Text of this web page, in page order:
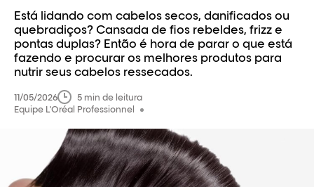
Está lidando com cabelos secos, danificados ou
quebradiços? Cansada de fios rebeldes, frizz e
pontas duplas? Então é hora de parar o que está
fazendo e procurar os melhores produtos para
nutrir seus cabelos ressecados.
5 min de leitura
Equipe L'Oréal Professionnel
11/05/2026